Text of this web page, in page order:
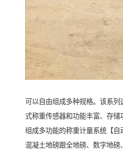
可以自由组成多种规格。该系
式称重传感器和功能丰富、存储
组成多功能的称重计量系统【自
混凝土地磅跟全地磅、数字地磅